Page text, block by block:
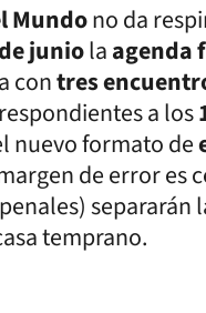
Mundono da
juniolaagenda
contres
a los
nuevo formato de
de error es
separarán
temprano.